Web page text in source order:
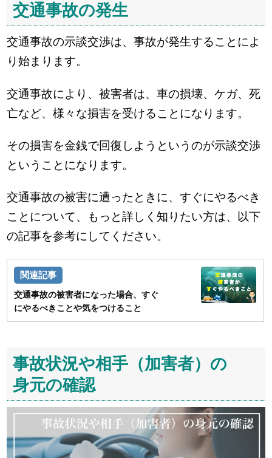
交通事故の発生
交通事故の示談交渉は、事故が発生することによ
り始まります。
交通事故により、被害者は、車の損壊、ケガ、死
亡など、様々な損害を受けることになります。
その損害を金銭で回復しようというのが示談交渉
ということになります。
交通事故の被害に遭ったときに、すぐにやるべき
ことについて、もっと詳しく知りたい方は、以下
の記事を参考にしてください。
交通事故の被害者になった場合、すぐ
にやるべきことや気をつけること
事故状況や相手（加害者）の
身元の確認